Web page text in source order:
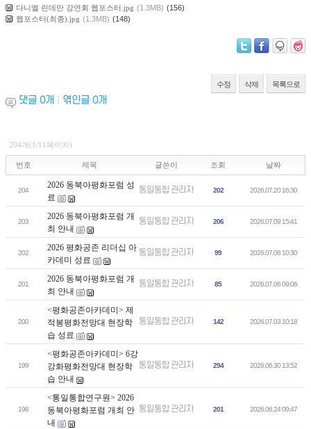
다니엘 린데만 강연회 웹포스터.jpg (1.3MB) (156)
웹포스터(최종).jpg (1.3MB) (148)
수정 삭제 목록으로
댓글 0개 엮인글 0개
204개(1/11페이지)
번호 제목 글쓴이 조회 날짜
204
2026 동북아평화포럼 성
료
통일통합 관리자 202 2026.07.20 16:30
203
2026 동북아평화포럼 개
최 안내
통일통합 관리자 206 2026.07.09 15:41
202
2026 평화공존 리더십 아
카데미 성료
통일통합 관리자 99 2026.07.08 10:30
201
2026 동북아평화포럼 개
최 안내
통일통합 관리자 85 2026.07.06 09:06
200
<평화공존아카데미> 제
적봉평화전망대 현장학
습 성료
통일통합 관리자 142 2026.07.03 10:18
199
<평화공존아카데미> 6강
강화평화전망대 현장학
습 안내
통일통합 관리자 294 2026.06.30 13:52
198
<통일통합연구원> 2026
동북아평화포럼 개최 안
내
통일통합 관리자 201 2026.06.24 09:47